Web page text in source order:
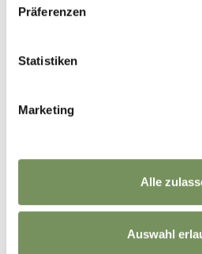
Präferenzen
Statistiken
Marketing
Alle
Auswahl
Schnalstal - Schnalstaler
11 Einträge auf 2 Seiten, Angezeigte